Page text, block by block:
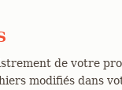
de votre
modifiés dans